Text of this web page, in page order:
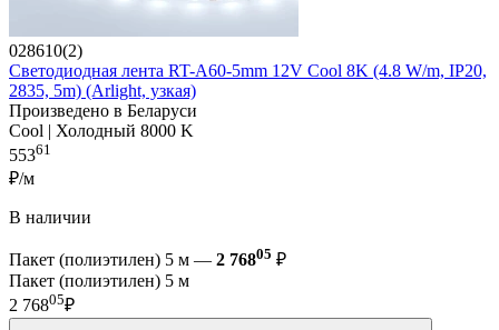
028610(2)
Светодиодная лента RT-A60-5mm 12V Cool 8K (4.8 W/m, IP20,
2835, 5m) (Arlight, узкая)
Произведено в Беларуси
Cool | Холодный 8000 K
55361
₽/м
В наличии
Пакет (полиэтилен) 5 м — 2 76805 ₽
Пакет (полиэтилен) 5 м
2 76805₽